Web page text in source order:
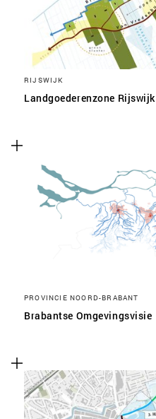
RIJSWIJK
Landgoederenzone Rijswijk
PROVINCIE NOORD-BRABANT
Brabantse Omgevingsvisie